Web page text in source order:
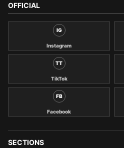
OFFICIAL
IG
Instagram
TT
TikTok
FB
Facebook
SECTIONS